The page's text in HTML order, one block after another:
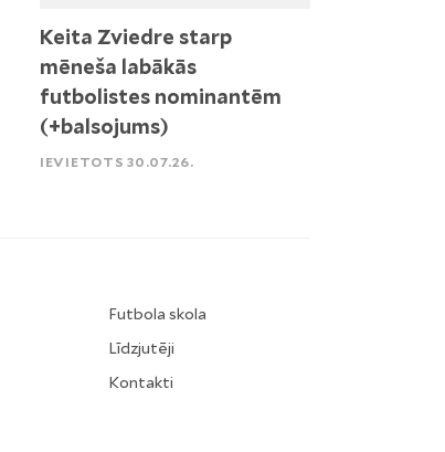
Keita Zviedre starp
mēneša labākās
futbolistes nominantēm
(+balsojums)
IEVIETOTS 30.07.26.
Futbola skola
Līdzjutēji
Kontakti